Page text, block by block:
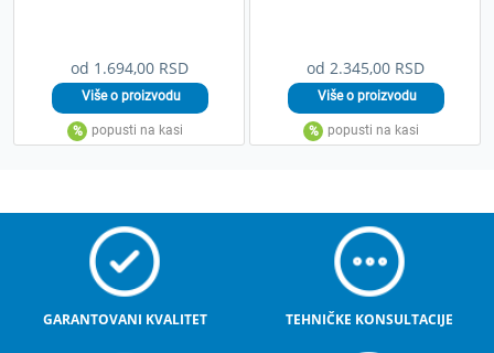
od 1.694,00 RSD od 2.345,00 RSD
GARANTOVANI KVALITET TEHNIČKE KONSULTACIJE